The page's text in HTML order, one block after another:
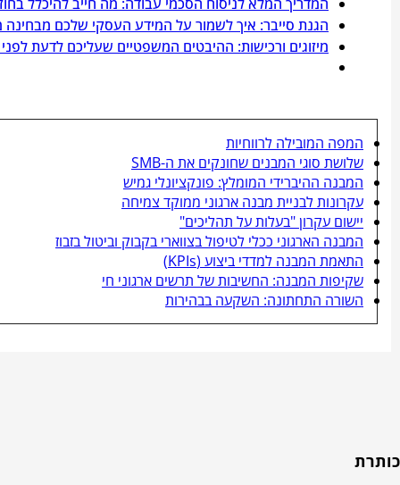
הגנת סייבר: איך לשמור על המידע העסקי שלכם
מיזוגים ורכישות: ההיבטים המשפטיים שעליכם לדעת
המפה המובילה לרווחיות
שלושת סוגי המבנים שחונקים את ה-SMB
המבנה ההיברידי המומלץ: פונקציונלי גמיש
עקרונות לבניית מבנה ארגוני ממוקד צמיחה
יישום עקרון "בעלות על תהליכים"
המבנה הארגוני ככלי לטיפול בצווארי בקבוק וביטול בזבוז
התאמת המבנה למדדי ביצוע (KPIs)
שקיפות המבנה: החשיבות של תרשים ארגוני חי
השורה התחתונה: השקעה בבהירות
כותרת